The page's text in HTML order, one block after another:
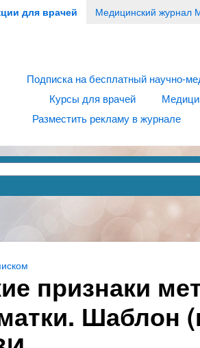
для врачей Медицинский журнал
Подписка на бесплатный научно-
Курсы для врачей
Разместить рекламу в журнале
признаки
Шаблон